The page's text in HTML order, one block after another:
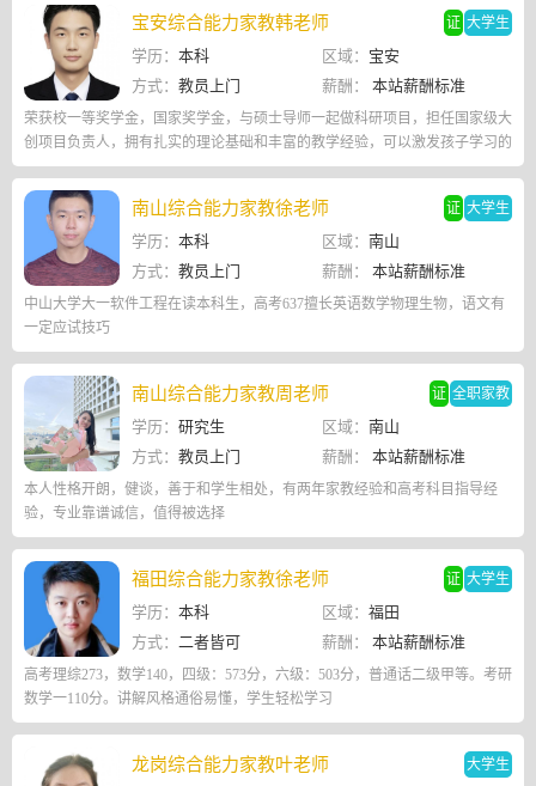
宝安综合能力家教韩老师 证 大学生
学历： 本科 区域： 宝安
方式： 教员上门 薪酬： 本站薪酬标准
荣获校一等奖学金，国家奖学金，与硕士导师一起做科研项目，担任国家级大
创项目负责人，拥有扎实的理论基础和丰富的教学经验，可以激发孩子学习的
兴趣，跟孩子打成一片，让孩子轻松提分。
南山综合能力家教徐老师 证 大学生
学历： 本科 区域： 南山
方式： 教员上门 薪酬： 本站薪酬标准
中山大学大一软件工程在读本科生，高考637擅长英语数学物理生物，语文有
一定应试技巧
南山综合能力家教周老师 证 全职家教
学历： 研究生 区域： 南山
方式： 教员上门 薪酬： 本站薪酬标准
本人性格开朗，健谈，善于和学生相处，有两年家教经验和高考科目指导经
验，专业靠谱诚信，值得被选择
福田综合能力家教徐老师 证 大学生
学历： 本科 区域： 福田
方式： 二者皆可 薪酬： 本站薪酬标准
高考理综273，数学140，四级：573分，六级：503分，普通话二级甲等。考研
数学一110分。讲解风格通俗易懂，学生轻松学习
龙岗综合能力家教叶老师 大学生